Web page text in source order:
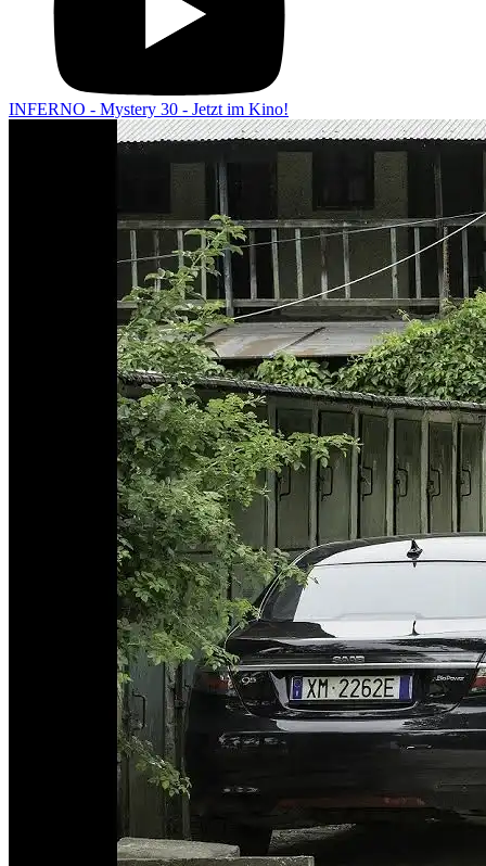
INFERNO - Mystery 30 - Jetzt im Kino!